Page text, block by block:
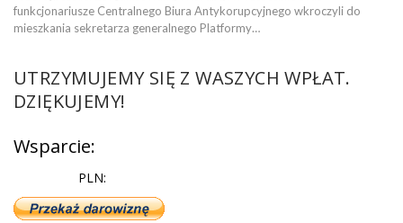
funkcjonariusze Centralnego Biura Antykorupcyjnego wkroczyli do
mieszkania sekretarza generalnego Platformy…
UTRZYMUJEMY SIĘ Z WASZYCH WPŁAT.
DZIĘKUJEMY!
Wsparcie:
PLN: